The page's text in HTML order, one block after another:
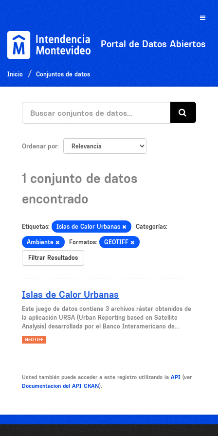
Toggle
Portal de Datos Abiertos
Inicio Conjuntos de datos
Ordenar por
1 conjunto de datos
encontrado
Etiquetas: Islas de Calor Urbanas Categorías:
Ambiente Formatos: GEOTIFF
Filtrar Resultados
Islas de Calor Urbanas
Este juego de datos contiene 3 archivos ráster obtenidos de
la aplicación URSA (Urban Reporting based on Satellite
Analysis) desarrollada por el Banco Interamericano de...
GEOTIFF
Usted también puede acceder a este registro utilizando la API (ver
Documentacion del API CKAN).